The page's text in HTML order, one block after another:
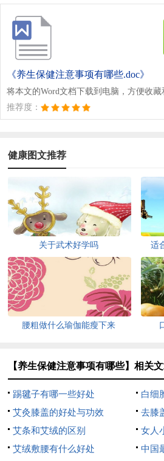
《养生保健注意事项有哪些.doc》
将本文的Word文档下载到电脑，方便收藏
推荐度：
健康图文推荐
关于武术好学吗 适
腰粗做什么瑜伽能瘦下来
【养生保健注意事项有哪些】相关文
踢毽子有哪一些好处
白细
艾灸膝盖的好处与功效
去膝
艾条和艾绒的区别
女人
艾绒敷腰有什么好处
中国